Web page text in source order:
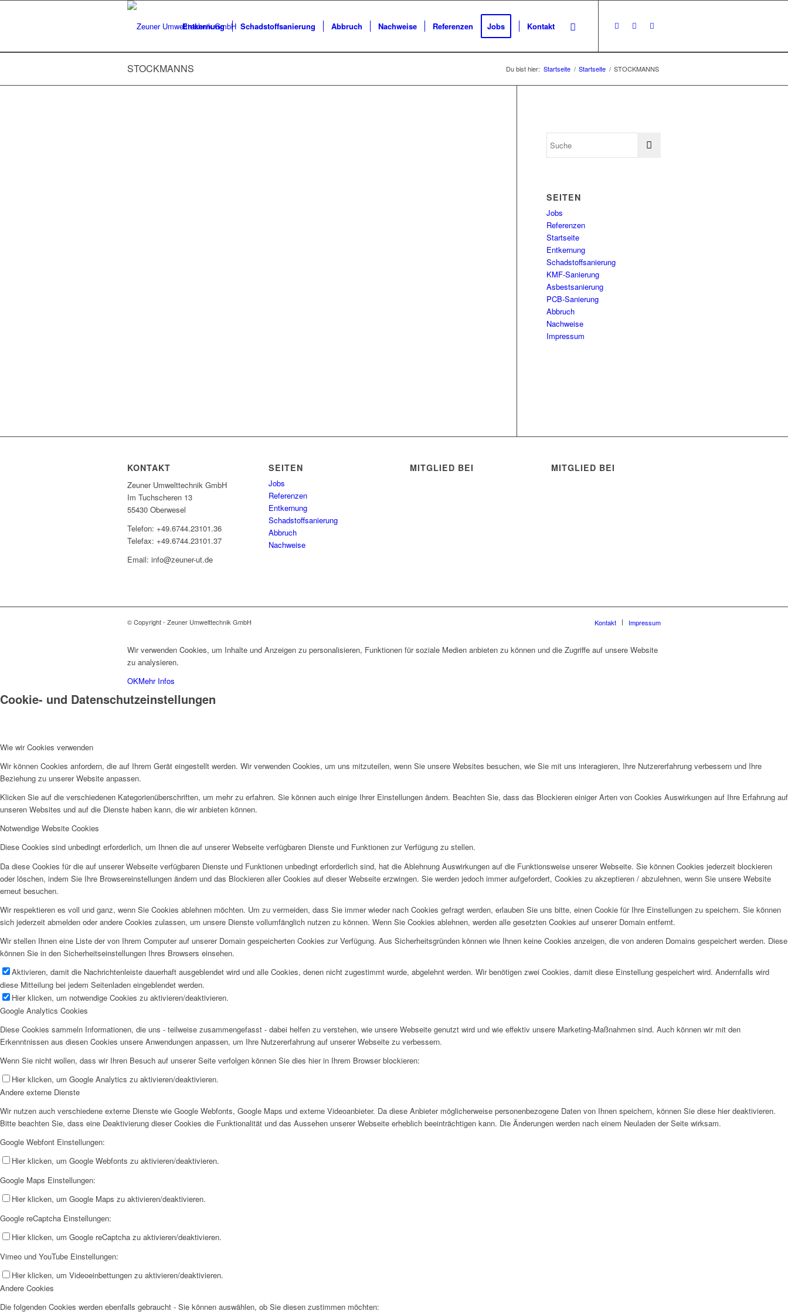
Entkernung Schadstoffsanierung Abbruch Nachweise Referenzen Jobs Kontakt
STOCKMANNS Du bist hier: Startseite / Startseite / STOCKMANNS
SEITEN
Jobs
Referenzen
Startseite
Entkernung
Schadstoffsanierung
KMF-Sanierung
Asbestsanierung
PCB-Sanierung
Abbruch
Nachweise
Impressum
KONTAKT
Zeuner Umwelttechnik GmbH
Im Tuchscheren 13
55430 Oberwesel
Telefon: +49.6744.23101.36
Telefax: +49.6744.23101.37
Email: info@zeuner-ut.de
SEITEN
Jobs
Referenzen
Entkernung
Schadstoffsanierung
Abbruch
Nachweise
MITGLIED BEI MITGLIED BEI
© Copyright - Zeuner Umwelttechnik GmbH Kontakt Impressum
Wir verwenden Cookies, um Inhalte und Anzeigen zu personalisieren, Funktionen für soziale Medien anbieten zu können und die Zugriffe auf unsere Website
zu analysieren.
OKMehr Infos
Cookie- und Datenschutzeinstellungen
Wie wir Cookies verwenden
Wir können Cookies anfordern, die auf Ihrem Gerät eingestellt werden. Wir verwenden Cookies, um uns mitzuteilen, wenn Sie unsere Websites besuchen, wie Sie mit uns interagieren, Ihre Nutzererfahrung verbessern und Ihre
Beziehung zu unserer Website anpassen.
Klicken Sie auf die verschiedenen Kategorienüberschriften, um mehr zu erfahren. Sie können auch einige Ihrer Einstellungen ändern. Beachten Sie, dass das Blockieren einiger Arten von Cookies Auswirkungen auf Ihre Erfahrung auf
unseren Websites und auf die Dienste haben kann, die wir anbieten können.
Notwendige Website Cookies
Diese Cookies sind unbedingt erforderlich, um Ihnen die auf unserer Webseite verfügbaren Dienste und Funktionen zur Verfügung zu stellen.
Da diese Cookies für die auf unserer Webseite verfügbaren Dienste und Funktionen unbedingt erforderlich sind, hat die Ablehnung Auswirkungen auf die Funktionsweise unserer Webseite. Sie können Cookies jederzeit blockieren
oder löschen, indem Sie Ihre Browsereinstellungen ändern und das Blockieren aller Cookies auf dieser Webseite erzwingen. Sie werden jedoch immer aufgefordert, Cookies zu akzeptieren / abzulehnen, wenn Sie unsere Website
erneut besuchen.
Wir respektieren es voll und ganz, wenn Sie Cookies ablehnen möchten. Um zu vermeiden, dass Sie immer wieder nach Cookies gefragt werden, erlauben Sie uns bitte, einen Cookie für Ihre Einstellungen zu speichern. Sie können
sich jederzeit abmelden oder andere Cookies zulassen, um unsere Dienste vollumfänglich nutzen zu können. Wenn Sie Cookies ablehnen, werden alle gesetzten Cookies auf unserer Domain entfernt.
Wir stellen Ihnen eine Liste der von Ihrem Computer auf unserer Domain gespeicherten Cookies zur Verfügung. Aus Sicherheitsgründen können wie Ihnen keine Cookies anzeigen, die von anderen Domains gespeichert werden. Diese
können Sie in den Sicherheitseinstellungen Ihres Browsers einsehen.
Aktivieren, damit die Nachrichtenleiste dauerhaft ausgeblendet wird und alle Cookies, denen nicht zugestimmt wurde, abgelehnt werden. Wir benötigen zwei Cookies, damit diese Einstellung gespeichert wird. Andernfalls wird
diese Mitteilung bei jedem Seitenladen eingeblendet werden.
Hier klicken, um notwendige Cookies zu aktivieren/deaktivieren.
Google Analytics Cookies
Diese Cookies sammeln Informationen, die uns - teilweise zusammengefasst - dabei helfen zu verstehen, wie unsere Webseite genutzt wird und wie effektiv unsere Marketing-Maßnahmen sind. Auch können wir mit den
Erkenntnissen aus diesen Cookies unsere Anwendungen anpassen, um Ihre Nutzererfahrung auf unserer Webseite zu verbessern.
Wenn Sie nicht wollen, dass wir Ihren Besuch auf unserer Seite verfolgen können Sie dies hier in Ihrem Browser blockieren:
Hier klicken, um Google Analytics zu aktivieren/deaktivieren.
Andere externe Dienste
Wir nutzen auch verschiedene externe Dienste wie Google Webfonts, Google Maps und externe Videoanbieter. Da diese Anbieter möglicherweise personenbezogene Daten von Ihnen speichern, können Sie diese hier deaktivieren.
Bitte beachten Sie, dass eine Deaktivierung dieser Cookies die Funktionalität und das Aussehen unserer Webseite erheblich beeinträchtigen kann. Die Änderungen werden nach einem Neuladen der Seite wirksam.
Google Webfont Einstellungen:
Hier klicken, um Google Webfonts zu aktivieren/deaktivieren.
Google Maps Einstellungen:
Hier klicken, um Google Maps zu aktivieren/deaktivieren.
Google reCaptcha Einstellungen:
Hier klicken, um Google reCaptcha zu aktivieren/deaktivieren.
Vimeo und YouTube Einstellungen:
Hier klicken, um Videoeinbettungen zu aktivieren/deaktivieren.
Andere Cookies
Die folgenden Cookies werden ebenfalls gebraucht - Sie können auswählen, ob Sie diesen zustimmen möchten: